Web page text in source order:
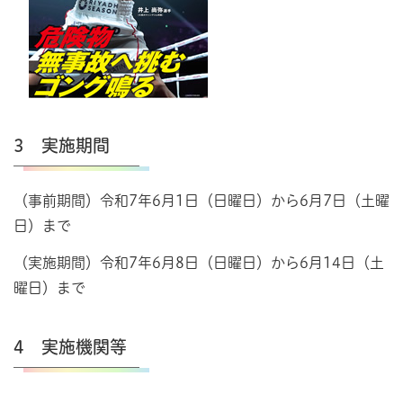
3 実施期間
（事前期間）令和7年6月1日（日曜日）から6月7日（土曜
日）まで
（実施期間）令和7年6月8日（日曜日）から6月14日（土
曜日）まで
4 実施機関等